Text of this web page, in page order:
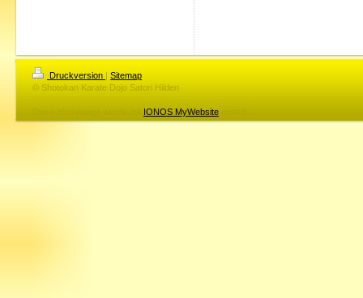
Druckversion | Sitemap
© Shotokan Karate Dojo Satori Hilden
IONOS MyWebsite